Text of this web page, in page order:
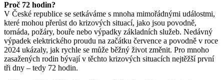
Proč 72 hodin?
V České republice se setkáváme s mnoha mimořádnými událostmi,
které mohou přerůst do krizových situací, jako jsou povodně,
tornáda, požáry, bouře nebo výpadky základních služeb. Nedávný
výpadek elektrického proudu na začátku července a povodně v roce
2024 ukázaly, jak rychle se může běžný život změnit. Pro mnoho
zasažených rodin bývají v těchto krizových situacích nejtěžší první
tři dny – tedy 72 hodin.